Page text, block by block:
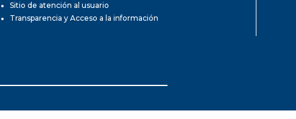
Sitio de atención al usuario
Transparencia y Acceso a la información